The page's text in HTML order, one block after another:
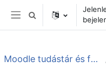
Tovább a fő tartalomhoz
Oldalpanel
Keresési bemeneti
Moodle tudástár és fórum